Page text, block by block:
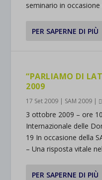
seminario in occasione
PER SAPERNE DI PIÙ
“PARLIAMO DI
2009
17 Set 2009 | SAM 2009 |
3 ottobre 2009 – ore
Internazionale delle
19 In occasione della
– Una risposta vitale
PER SAPERNE DI PIÙ